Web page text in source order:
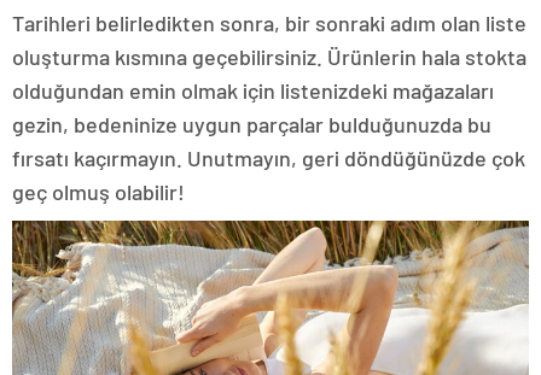
Tarihleri belirledikten sonra, bir sonraki adım olan liste
oluşturma kısmına geçebilirsiniz. Ürünlerin hala stokta
olduğundan emin olmak için listenizdeki mağazaları
gezin, bedeninize uygun parçalar bulduğunuzda bu
fırsatı kaçırmayın. Unutmayın, geri döndüğünüzde çok
geç olmuş olabilir!